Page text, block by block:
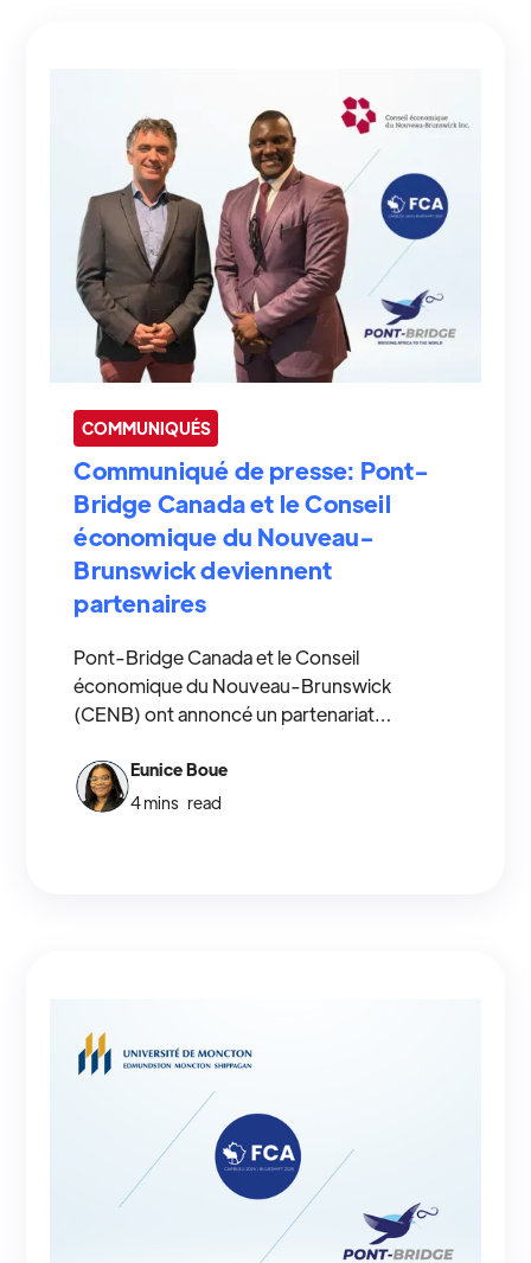
COMMUNIQUÉS
Communiqué de presse: Pont-
Bridge Canada et le Conseil
économique du Nouveau-
Brunswick deviennent
partenaires
Pont-Bridge Canada et le Conseil
économique du Nouveau-Brunswick
(CENB) ont annoncé un partenariat
CAPBLEU2025 | BLUESHIFT2025, qui se
déroulera du 11 au 13 novembre à Moncton
d'affaires néo-brunswickoises et africaines
dans le domaine de l'économie bleue.
Eunice Boue
4 mins read